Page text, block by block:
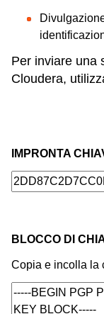
Per inviare una
Cloudera,
IMPRONTA
BLOCCO DI
Copia e incolla la